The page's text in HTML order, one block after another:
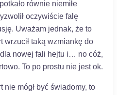
równie niemiłe
oczywiście falę
Uważam jednak, że to
wrzucił taką wzmiankę do
nowej fali hejtu i… no cóż,
To po prostu nie jest ok.
nie mógł być świadomy, to